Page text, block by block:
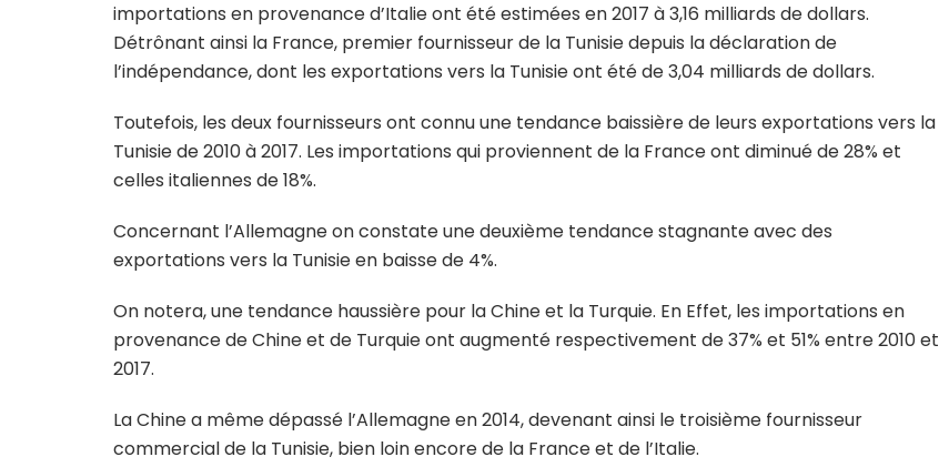
importations en provenance d’Italie ont été estimées en 2017 à 3,16 milliards de dollars.
Détrônant ainsi la France, premier fournisseur de la Tunisie depuis la déclaration de
l’indépendance, dont les exportations vers la Tunisie ont été de 3,04 milliards de dollars.
Toutefois, les deux fournisseurs ont connu une tendance baissière de leurs exportations vers la
Tunisie de 2010 à 2017. Les importations qui proviennent de la France ont diminué de 28% et
celles italiennes de 18%.
Concernant l’Allemagne on constate une deuxième tendance stagnante avec des
exportations vers la Tunisie en baisse de 4%.
On notera, une tendance haussière pour la Chine et la Turquie. En Effet, les importations en
provenance de Chine et de Turquie ont augmenté respectivement de 37% et 51% entre 2010 et
2017.
La Chine a même dépassé l’Allemagne en 2014, devenant ainsi le troisième fournisseur
commercial de la Tunisie, bien loin encore de la France et de l’Italie.